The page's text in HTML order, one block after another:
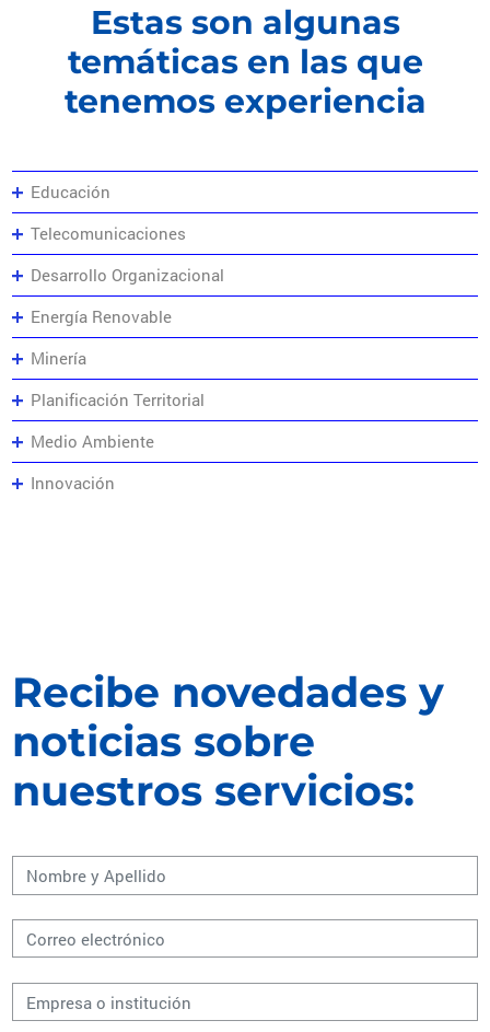
Estas son algunas
temáticas en las que
tenemos experiencia
Educación
Telecomunicaciones
Desarrollo Organizacional
Energía Renovable
Minería
Planificación Territorial
Medio Ambiente
Innovación
Recibe novedades y
noticias sobre
nuestros servicios: